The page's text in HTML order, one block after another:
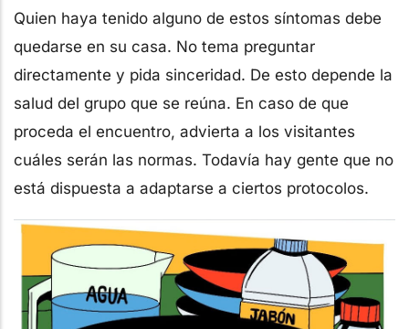
Quien haya tenido alguno de estos síntomas debe
quedarse en su casa. No tema preguntar
directamente y pida sinceridad. De esto depende la
salud del grupo que se reúna. En caso de que
proceda el encuentro, advierta a los visitantes
cuáles serán las normas. Todavía hay gente que no
está dispuesta a adaptarse a ciertos protocolos.